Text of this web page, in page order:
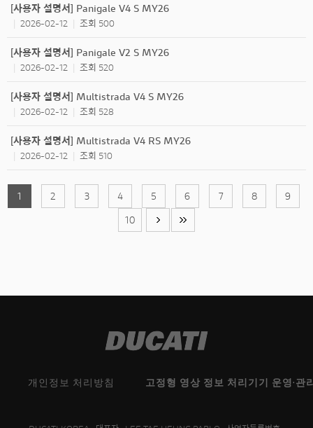
[사용자 설명서] Panigale V4 S MY26
2026-02-12 조회 500
[사용자 설명서] Panigale V2 S MY26
2026-02-12 조회 520
[사용자 설명서] Multistrada V4 S MY26
2026-02-12 조회 528
[사용자 설명서] Multistrada V4 RS MY26
2026-02-12 조회 510
1 2 3 4 5 6 7 8
9
10
개인정보 처리방침 고정형 영상 정보 처리기기 운영·관